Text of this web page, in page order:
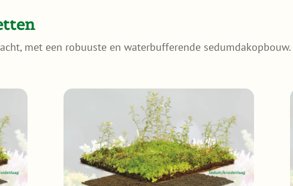
met een robuuste en waterbufferende sedumdakopbouw.